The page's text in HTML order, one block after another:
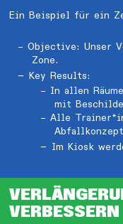
Ein Beispiel für ein
Objective: Unser
Zone.
Key Results:
In allen
mit
Alle
Im Kiosk
VERBESSERN